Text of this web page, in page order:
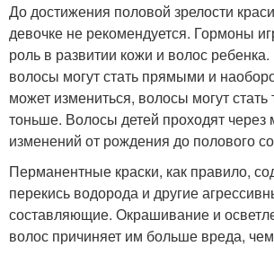
До достижения половой зрелости
девочке не рекомендуется. Гормоны
роль в развитии кожи и волос
волосы могут стать прямыми и
может измениться, волосы могут
тоньше. Волосы детей проходят через
изменений от рождения до полового
Перманентные краски, как правило,
перекись водорода и другие
составляющие. Окрашивание и
волос причиняет им больше вреда,